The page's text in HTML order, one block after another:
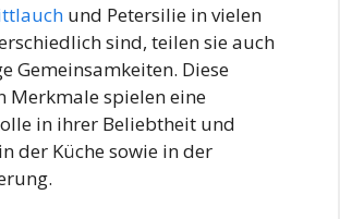
und Petersilie in vielen
sind, teilen sie auch
Gemeinsamkeiten. Diese
Merkmale spielen eine
in ihrer Beliebtheit und
der Küche sowie in der